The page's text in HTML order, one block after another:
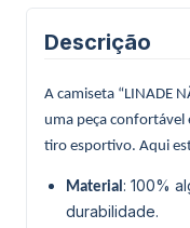
Descrição
A camiseta “LINADE
uma peça confortável
tiro esportivo. Aqui
Material : 100%
durabilidade.